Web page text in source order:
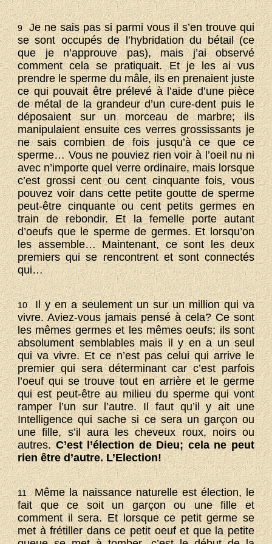
9Je ne sais pas si parmi vous il s’en trouve qui
se sont occupés de l’hybridation du bétail (ce
que je n’approuve pas), mais j’ai observé
comment cela se pratiquait. Et je les ai vus
prendre le sperme du mâle, ils en prenaient juste
ce qui pouvait être prélevé à l’aide d’une pièce
de métal de la grandeur d’un cure-dent puis le
déposaient sur un morceau de marbre; ils
manipulaient ensuite ces verres grossissants je
ne sais combien de fois jusqu’à ce que ce
sperme… Vous ne pouviez rien voir à l’oeil nu ni
avec n’importe quel verre ordinaire, mais lorsque
c’est grossi cent ou cent cinquante fois, vous
pouvez voir dans cette petite goutte de sperme
peut-être cinquante ou cent petits germes en
train de rebondir. Et la femelle porte autant
d’oeufs que le sperme de germes. Et lorsqu’on
les assemble… Maintenant, ce sont les deux
premiers qui se rencontrent et sont connectés
qui…
10Il y en a seulement un sur un million qui va
vivre. Aviez-vous jamais pensé à cela? Ce sont
les mêmes germes et les mêmes oeufs; ils sont
absolument semblables mais il y en a un seul
qui va vivre. Et ce n’est pas celui qui arrive le
premier qui sera déterminant car c’est parfois
l’oeuf qui se trouve tout en arrière et le germe
qui est peut-être au milieu du sperme qui vont
ramper l’un sur l’autre. Il faut qu’il y ait une
Intelligence qui sache si ce sera un garçon ou
une fille, s’il aura les cheveux roux, noirs ou
autres.C’est l’élection de Dieu; cela ne peut
rien être d’autre. L’Election!
11Même la naissance naturelle est élection, le
fait que ce soit un garçon ou une fille et
comment il sera. Et lorsque ce petit germe se
met à frétiller dans ce petit oeuf et que la petite